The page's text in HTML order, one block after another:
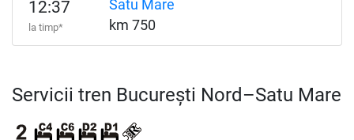
12:37
la timp*
Satu Mare
km 750
Servicii tren București Nord–Satu Mare